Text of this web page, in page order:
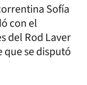
Sofía
con el
del Rod Laver
se disputó